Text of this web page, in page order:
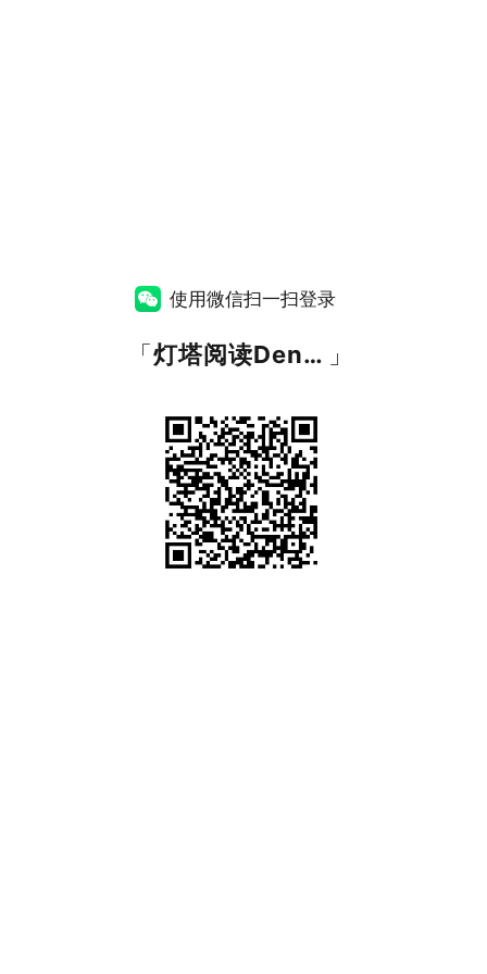
使用微信扫一扫登录
「 灯塔阅读DengtaYuedu 」